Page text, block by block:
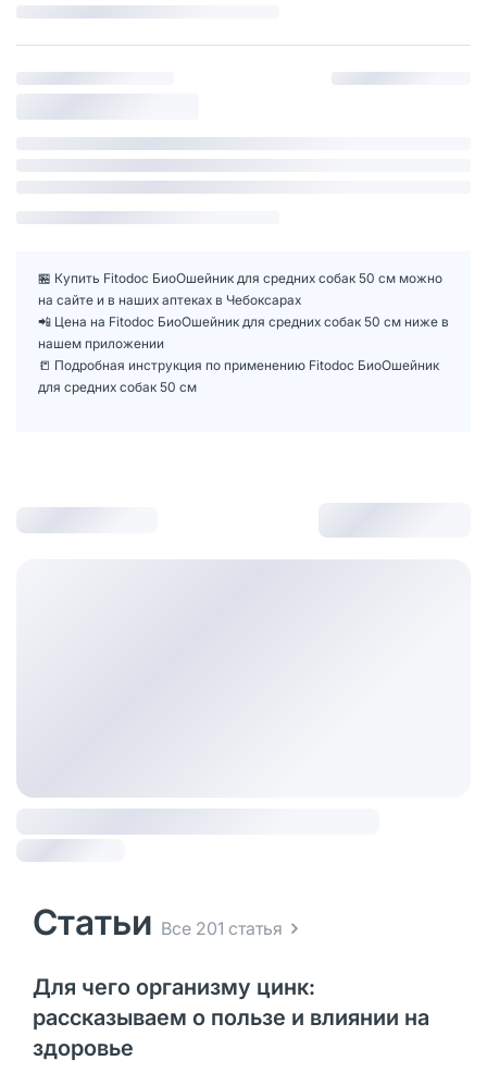
🏪 Купить Fitodoс БиоОшейник для средних собак 50 см можно
на сайте и в наших аптеках в Чебоксарах
📲 Цена на Fitodoс БиоОшейник для средних собак 50 см ниже в
нашем приложении
📒 Подробная инструкция по применению Fitodoс БиоОшейник
для средних собак 50 см
Статьи Все 201 статья
Для чего организму цинк:
рассказываем о пользе и влиянии на
здоровье